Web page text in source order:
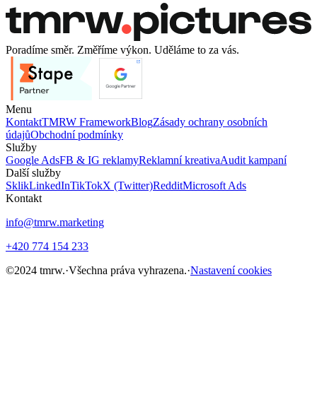
Poradíme směr. Změříme výkon. Uděláme to za vás.
Menu
KontaktTMRW FrameworkBlogZásady ochrany osobních
údajůObchodní podmínky
Služby
Google AdsFB & IG reklamyReklamní kreativaAudit kampaní
Další služby
SklikLinkedInTikTokX (Twitter)RedditMicrosoft Ads
Kontakt
info@tmrw.marketing
+420 774 154 233
©2024 tmrw.·Všechna práva vyhrazena.·Nastavení cookies